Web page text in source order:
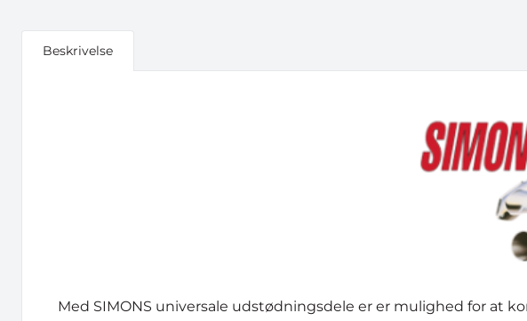
Beskrivelse
Med SIMONS universale udstødningsdele er er mulighed for at